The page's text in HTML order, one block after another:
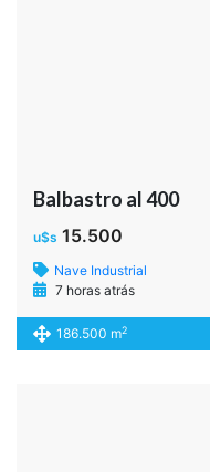
Balbastro al 400
u$s 15.500
Nave Industrial
7 horas atrás
186.500 m2